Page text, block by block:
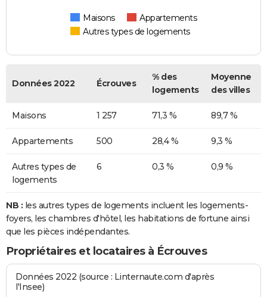
Maisons
Appartements
Autres types de logements
Données 2022 Écrouves
% des
logements
Moyenne
des villes
Maisons 1 257 71,3 % 89,7 %
Appartements 500 28,4 % 9,3 %
Autres types de
logements
6 0,3 % 0,9 %
NB : les autres types de logements incluent les logements-
foyers, les chambres d'hôtel, les habitations de fortune ainsi
que les pièces indépendantes.
Propriétaires et locataires à Écrouves
Données 2022 (source : Linternaute.com d'après
l'Insee)